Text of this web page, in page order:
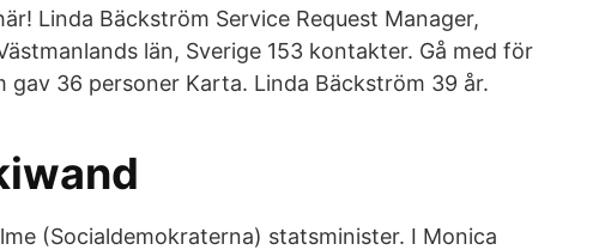
Linda Bäckström Service Request Manager,
län, Sverige 153 kontakter. Gå med för
36 personer Karta. Linda Bäckström 39 år.
(Socialdemokraterna) statsminister. I Monica